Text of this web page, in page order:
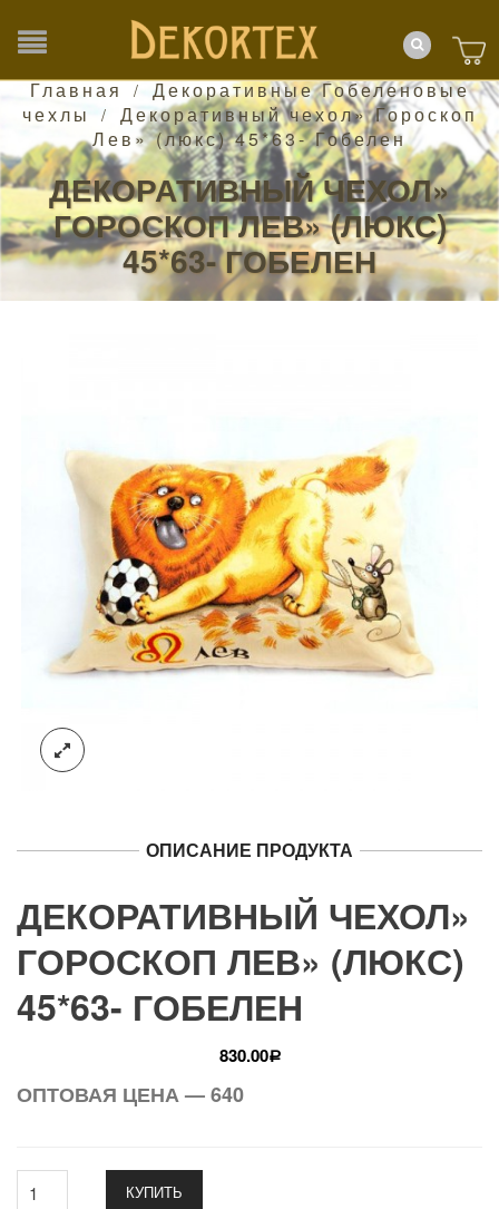
Главная /
Декоративные Гобеленовые
чехлы
/
Декоративный чехол» Гороскоп
Лев» (люкс) 45*63- Гобелен
ДЕКОРАТИВНЫЙ ЧЕХОЛ»
ГОРОСКОП ЛЕВ» (ЛЮКС)
45*63- ГОБЕЛЕН
ОПИСАНИЕ ПРОДУКТА
ДЕКОРАТИВНЫЙ ЧЕХОЛ»
ГОРОСКОП ЛЕВ» (ЛЮКС)
45*63- ГОБЕЛЕН
830.00Р
ОПТОВАЯ ЦЕНА — 640
КУПИТЬ